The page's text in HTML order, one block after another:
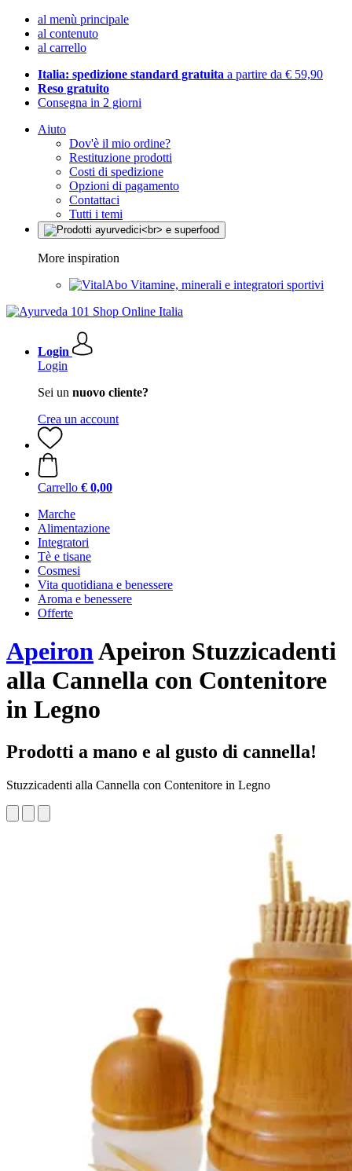
al menù principale
al contenuto
al carrello
Italia: spedizione standard gratuita a partire da € 59,90
Reso gratuito
Consegna in 2 giorni
Aiuto
Dov'è il mio ordine?
Restituzione prodotti
Costi di spedizione
Opzioni di pagamento
Contattaci
Tutti i temi
More inspiration
Vitamine, minerali e integratori sportivi
Login
Login
Sei un nuovo cliente?
Crea un account
Carrello € 0,00
Marche
Alimentazione
Integratori
Tè e tisane
Cosmesi
Vita quotidiana e benessere
Aroma e benessere
Offerte
ApeironApeiron Stuzzicadenti
alla Cannella con Contenitore
in Legno
Prodotti a mano e al gusto di cannella!
Stuzzicadenti alla Cannella con Contenitore in Legno